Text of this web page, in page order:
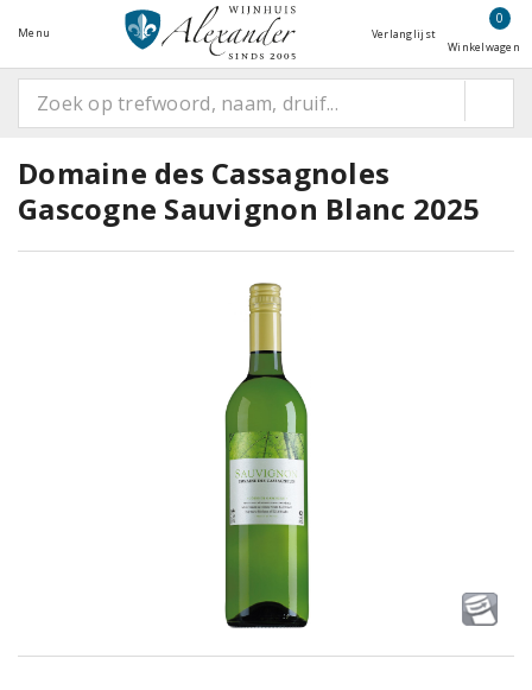
Menu Verlanglijst
0
Winkelwagen
Domaine des Cassagnoles
Gascogne Sauvignon Blanc 2025